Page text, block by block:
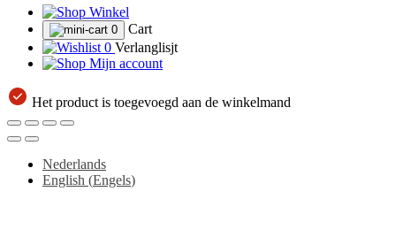
Winkel
0
Cart
0 Verlanglisjt
Mijn account
Het product is toegevoegd aan de winkelmand
Nederlands
English (Engels)